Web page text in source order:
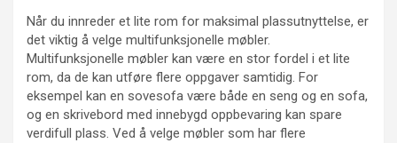
Når du innreder et lite rom for maksimal plassutnyttelse, er
det viktig å velge multifunksjonelle møbler.
Multifunksjonelle møbler kan være en stor fordel i et lite
rom, da de kan utføre flere oppgaver samtidig. For
eksempel kan en sovesofa være både en seng og en sofa,
og en skrivebord med innebygd oppbevaring kan spare
verdifull plass. Ved å velge møbler som har flere